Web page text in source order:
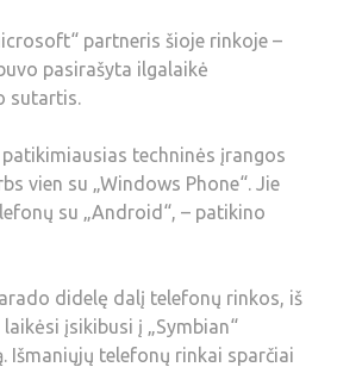
partneris šioje rinkoje –
pasirašyta ilgalaikė
sutartis.
patikimiausias techninės įrangos
vien su „Windows Phone“. Jie
su „Android“, – patikino
didelę dalį telefonų rinkos, iš
įsikibusi į „Symbian“
Išmaniųjų telefonų rinkai sparčiai